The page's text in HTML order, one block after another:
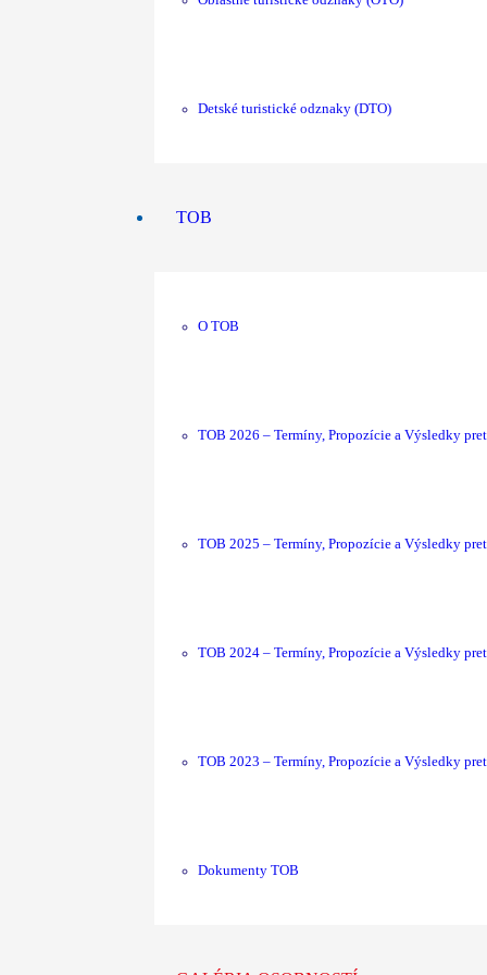
Detské turistické odznaky (DTO)
TOB
O TOB
TOB 2026 – Termíny, Propozície a Výsledky
TOB 2025 – Termíny, Propozície a Výsledky
TOB 2024 – Termíny, Propozície a Výsledky
TOB 2023 – Termíny, Propozície a Výsledky
Dokumenty TOB